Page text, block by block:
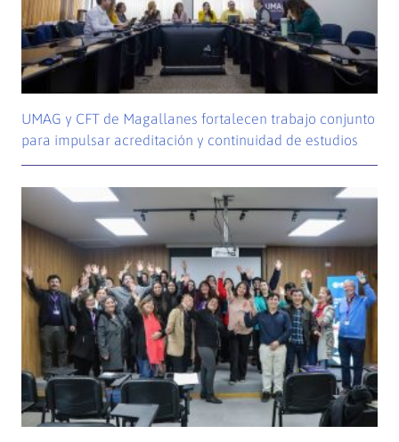
UMAG y CFT de Magallanes fortalecen trabajo conjunto
para impulsar acreditación y continuidad de estudios